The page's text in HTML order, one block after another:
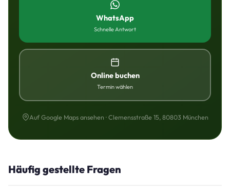
WhatsApp
Schnelle Antwort
Online buchen
Termin wählen
Auf Google Maps ansehen · Clemensstraße 15, 80803 München
Häufig gestellte Fragen